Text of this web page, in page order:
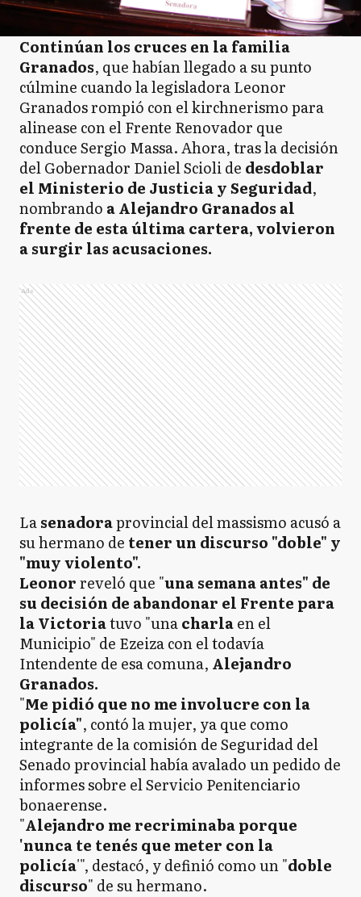
Continúan los cruces en la familia
Granados, que habían llegado a su punto
cúlmine cuando la legisladora Leonor
Granados rompió con el kirchnerismo para
alinease con el Frente Renovador que
conduce Sergio Massa. Ahora, tras la decisión
del Gobernador Daniel Scioli de desdoblar
el Ministerio de Justicia y Seguridad,
nombrando a Alejandro Granados al
frente de esta última cartera, volvieron
a surgir las acusaciones.
Ads
Lasenadoraprovincial del massismo acusó a
su hermano de tener un discurso "doble" y
"muy violento".
Leonorreveló que "una semana antes" de
su decisión de abandonar el Frente para
la Victoriatuvo "unacharlaen el
Municipio" de Ezeiza con el todavía
Intendente de esa comuna, Alejandro
Granados.
"Me pidió que no me involucre con la
policía", contó la mujer, ya que como
integrante de la comisión de Seguridad del
Senado provincial había avalado un pedido de
informes sobre el Servicio Penitenciario
bonaerense.
"Alejandro me recriminaba porque
'nunca te tenés que meter con la
policía'", destacó, y definió como un "doble
discurso" de su hermano.